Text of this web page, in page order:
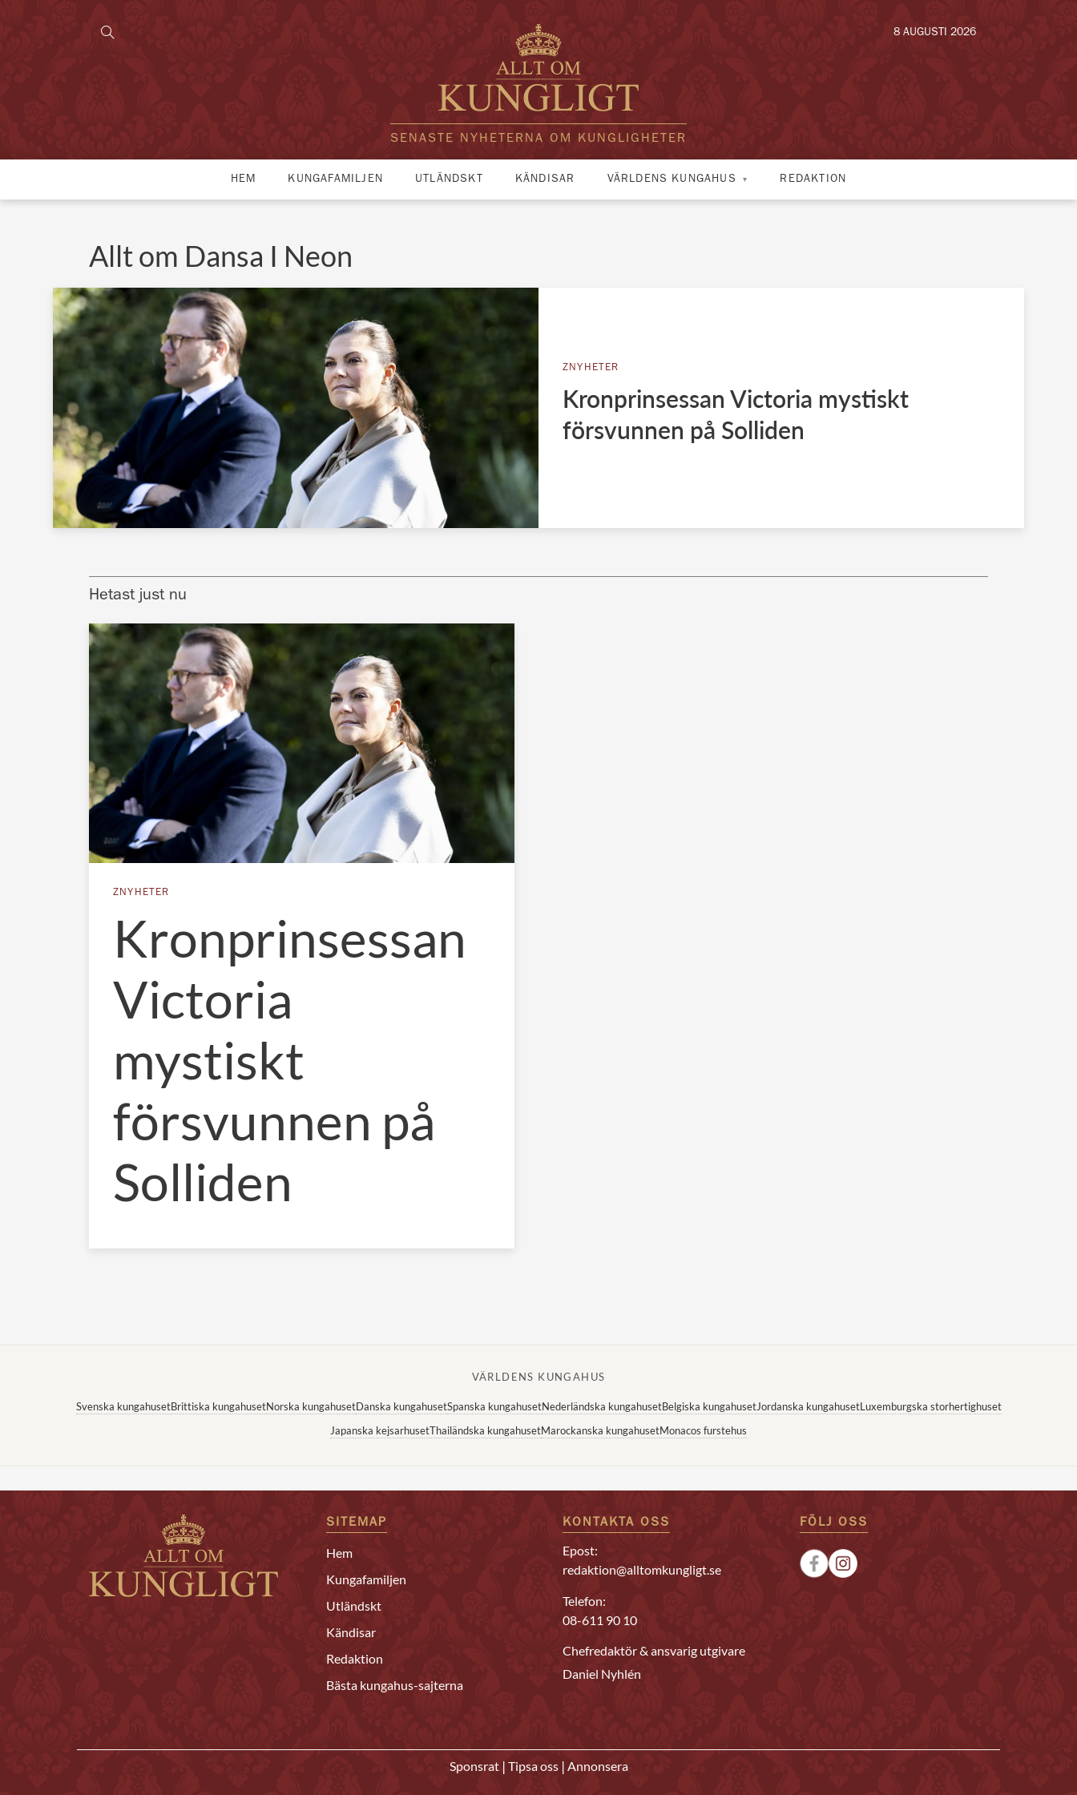
SENASTE NYHETERNA OM KUNGLIGHETER
8 AUGUSTI 2026
HEM KUNGAFAMILJEN UTLÄNDSKT KÄNDISAR VÄRLDENS KUNGAHUS REDAKTION
Allt om Dansa I Neon
ZNYHETER
Kronprinsessan Victoria mystiskt
försvunnen på Solliden
Hetast just nu
ZNYHETER
Kronprinsessan
Victoria
mystiskt
försvunnen på
Solliden
VÄRLDENS KUNGAHUS
Svenska kungahusetBrittiska kungahusetNorska kungahusetDanska kungahusetSpanska kungahusetNederländska kungahusetBelgiska kungahusetJordanska kungahusetLuxemburgska storhertighuset
Japanska kejsarhusetThailändska kungahusetMarockanska kungahusetMonacos furstehus
SITEMAP
Hem
Kungafamiljen
Utländskt
Kändisar
Redaktion
Bästa kungahus-sajterna
KONTAKTA OSS
Epost:
redaktion@alltomkungligt.se
Telefon:
08-611 90 10
Chefredaktör & ansvarig utgivare
Daniel Nyhlén
FÖLJ OSS
Sponsrat | Tipsa oss | Annonsera